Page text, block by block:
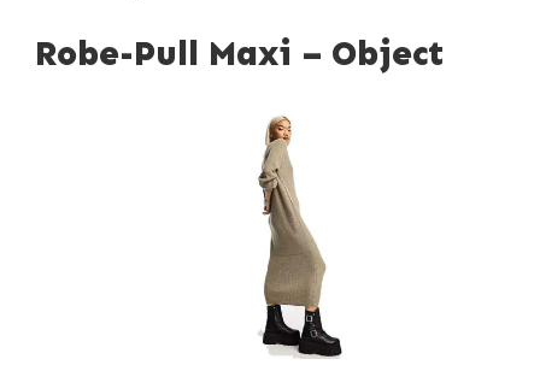
Robe-Pull Maxi – Object